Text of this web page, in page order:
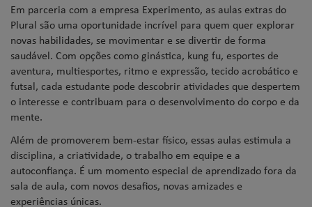
Em parceria com a empresa Experimento, as aulas extras do
Plural são uma oportunidade incrível para quem quer explorar
novas habilidades, se movimentar e se divertir de forma
saudável. Com opções como ginástica, kung fu, esportes de
aventura, multiesportes, ritmo e expressão, tecido acrobático e
futsal, cada estudante pode descobrir atividades que despertem
o interesse e contribuam para o desenvolvimento do corpo e da
mente.
Além de promoverem bem-estar físico, essas aulas estimula a
disciplina, a criatividade, o trabalho em equipe e a
autoconfiança. É um momento especial de aprendizado fora da
sala de aula, com novos desafios, novas amizades e
experiências únicas.